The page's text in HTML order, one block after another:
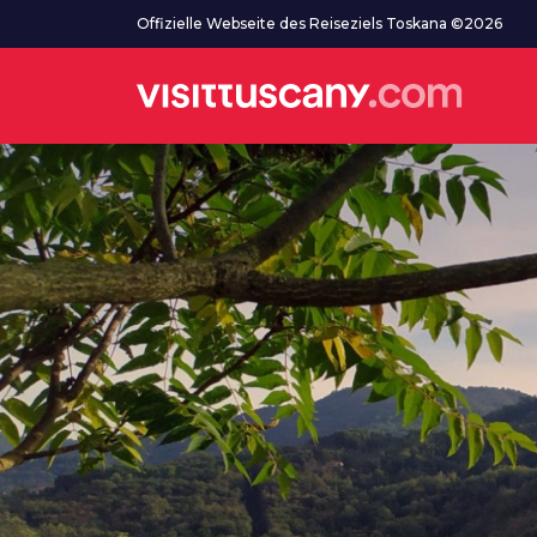
Zum HauptinhaltOffizielle Webseite des Reiseziels Toskana ©2026